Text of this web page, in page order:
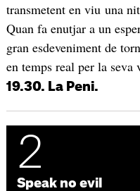
transmetent en viu una
Quan fa enutjar a un
gran esdeveniment de
en temps real per la seva
19.30. La Peni.
2
Speak no evil